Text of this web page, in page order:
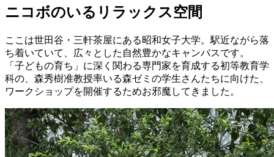
ニコボのいるリラックス空間
ここは世田谷・三軒茶屋にある昭和女子大学。駅近ながら落
ち着いていて、広々とした自然豊かなキャンバスです。
「子どもの育ち」に深く関わる専門家を育成する初等教育学
科の、森秀樹准教授率いる森ゼミの学生さんたちに向けた、
ワークショップを開催するためお邪魔してきました。